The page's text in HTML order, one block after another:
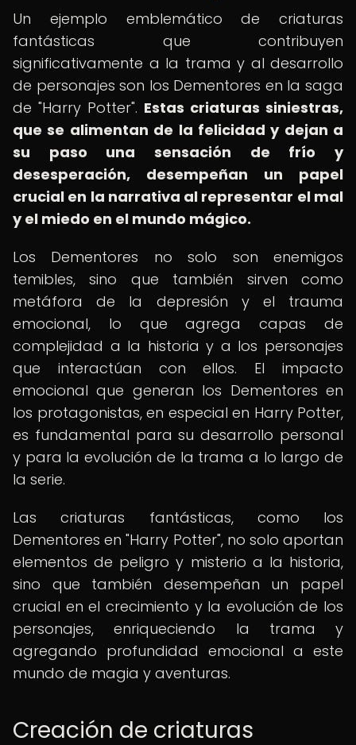
Un ejemplo emblemático de criaturas
fantásticas que contribuyen
significativamente a la trama y al desarrollo
de personajes son los Dementores en la saga
de "Harry Potter". Estas criaturas siniestras,
que se alimentan de la felicidad y dejan a
su paso una sensación de frío y
desesperación, desempeñan un papel
crucial en la narrativa al representar el mal
y el miedo en el mundo mágico.
Los Dementores no solo son enemigos
temibles, sino que también sirven como
metáfora de la depresión y el trauma
emocional, lo que agrega capas de
complejidad a la historia y a los personajes
que interactúan con ellos. El impacto
emocional que generan los Dementores en
los protagonistas, en especial en Harry Potter,
es fundamental para su desarrollo personal
y para la evolución de la trama a lo largo de
la serie.
Las criaturas fantásticas, como los
Dementores en "Harry Potter", no solo aportan
elementos de peligro y misterio a la historia,
sino que también desempeñan un papel
crucial en el crecimiento y la evolución de los
personajes, enriqueciendo la trama y
agregando profundidad emocional a este
mundo de magia y aventuras.
Creación de criaturas